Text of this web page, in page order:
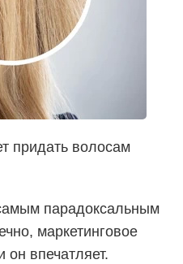
придать волосам
парадоксальным
маркетинговое
он впечатляет.